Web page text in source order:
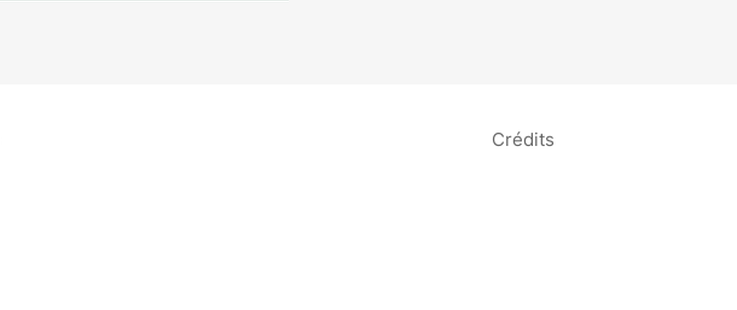
Crédits